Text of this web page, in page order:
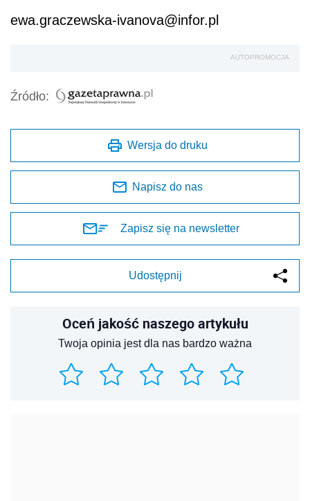
ewa.graczewska-ivanova@infor.pl
AUTOPROMOCJA
Źródło:
Wersja do druku
Napisz do nas
Zapisz się na newsletter
Udostępnij
Oceń jakość naszego artykułu
Twoja opinia jest dla nas bardzo ważna